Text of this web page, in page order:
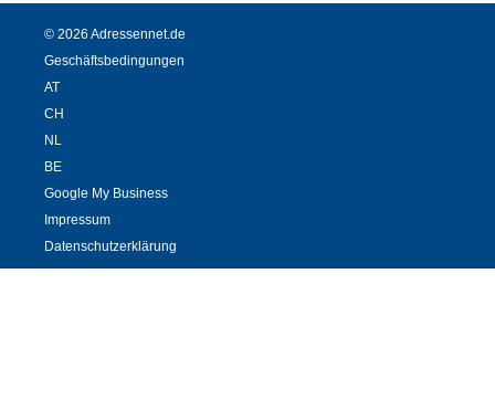
© 2026 Adressennet.de
Geschäftsbedingungen
AT
CH
NL
BE
Google My Business
Impressum
Datenschutzerklärung